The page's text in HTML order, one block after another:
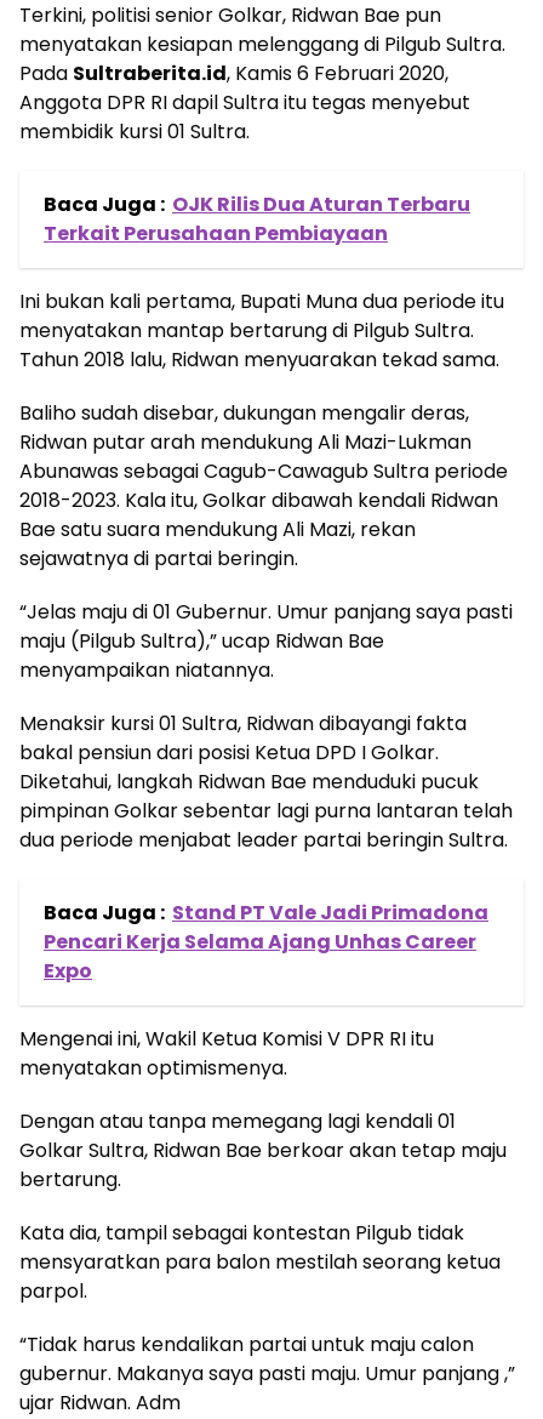
Terkini, politisi senior Golkar, Ridwan Bae pun
menyatakan kesiapan melenggang di Pilgub Sultra.
Pada Sultraberita.id, Kamis 6 Februari 2020,
Anggota DPR RI dapil Sultra itu tegas menyebut
membidik kursi 01 Sultra.
Baca Juga : OJK Rilis Dua Aturan Terbaru
Terkait Perusahaan Pembiayaan
Ini bukan kali pertama, Bupati Muna dua periode itu
menyatakan mantap bertarung di Pilgub Sultra.
Tahun 2018 lalu, Ridwan menyuarakan tekad sama.
Baliho sudah disebar, dukungan mengalir deras,
Ridwan putar arah mendukung Ali Mazi-Lukman
Abunawas sebagai Cagub-Cawagub Sultra periode
2018-2023. Kala itu, Golkar dibawah kendali Ridwan
Bae satu suara mendukung Ali Mazi, rekan
sejawatnya di partai beringin.
“Jelas maju di 01 Gubernur. Umur panjang saya pasti
maju (Pilgub Sultra),” ucap Ridwan Bae
menyampaikan niatannya.
Menaksir kursi 01 Sultra, Ridwan dibayangi fakta
bakal pensiun dari posisi Ketua DPD I Golkar.
Diketahui, langkah Ridwan Bae menduduki pucuk
pimpinan Golkar sebentar lagi purna lantaran telah
dua periode menjabat leader partai beringin Sultra.
Baca Juga : Stand PT Vale Jadi Primadona
Pencari Kerja Selama Ajang Unhas Career
Expo
Mengenai ini, Wakil Ketua Komisi V DPR RI itu
menyatakan optimismenya.
Dengan atau tanpa memegang lagi kendali 01
Golkar Sultra, Ridwan Bae berkoar akan tetap maju
bertarung.
Kata dia, tampil sebagai kontestan Pilgub tidak
mensyaratkan para balon mestilah seorang ketua
parpol.
“Tidak harus kendalikan partai untuk maju calon
gubernur. Makanya saya pasti maju. Umur panjang ,”
ujar Ridwan. Adm